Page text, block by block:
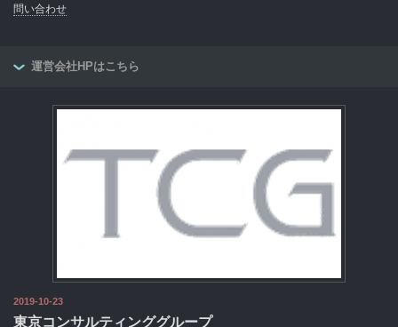
問い合わせ
運営会社HPはこちら
2019-10-23
東京コンサルティンググループ